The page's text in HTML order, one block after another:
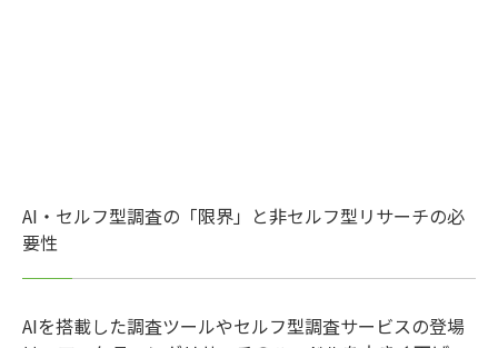
AI・セルフ型調査の「限界」と非セルフ型リサーチの必
要性
AIを搭載した調査ツールやセルフ型調査サービスの登場